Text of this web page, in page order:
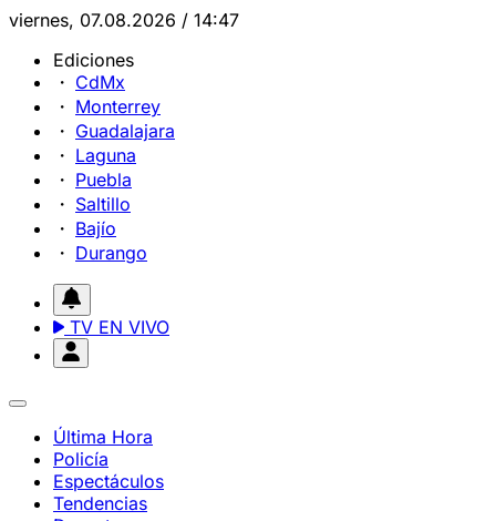
viernes, 07.08.2026 / 14:47
Ediciones
CdMx
Monterrey
Guadalajara
Laguna
Puebla
Saltillo
Bajío
Durango
TV EN VIVO
Última Hora
Policía
Espectáculos
Tendencias